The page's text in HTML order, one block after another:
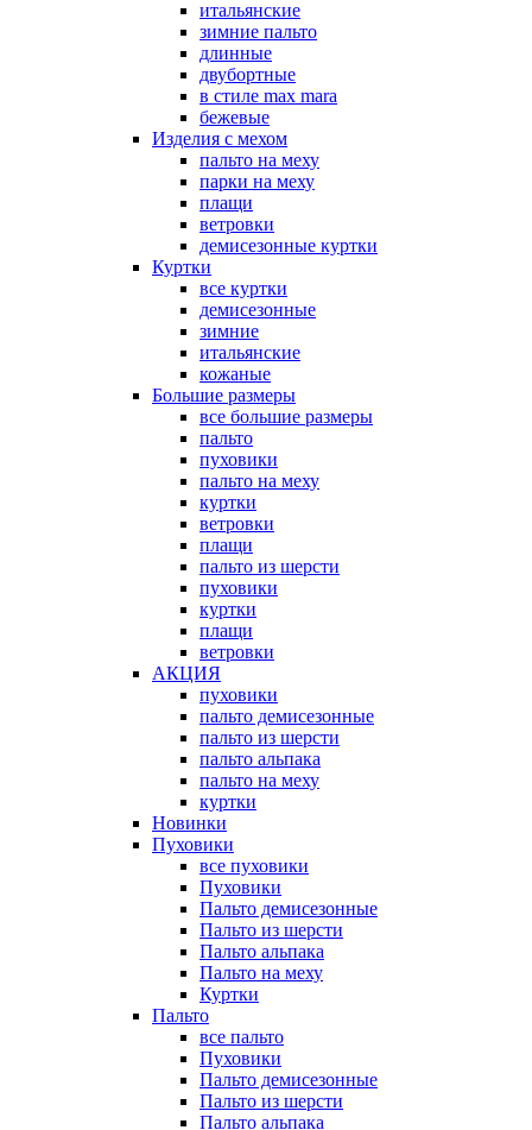
итальянские
зимние пальто
длинные
двубортные
в стиле max mara
бежевые
Изделия с мехом
пальто на меху
парки на меху
плащи
ветровки
демисезонные куртки
Куртки
все куртки
демисезонные
зимние
итальянские
кожаные
Большие размеры
все большие размеры
пальто
пуховики
пальто на меху
куртки
ветровки
плащи
пальто из шерсти
пуховики
куртки
плащи
ветровки
АКЦИЯ
пуховики
пальто демисезонные
пальто из шерсти
пальто альпака
пальто на меху
куртки
Новинки
Пуховики
все пуховики
Пуховики
Пальто демисезонные
Пальто из шерсти
Пальто альпака
Пальто на меху
Куртки
Пальто
все пальто
Пуховики
Пальто демисезонные
Пальто из шерсти
Пальто альпака